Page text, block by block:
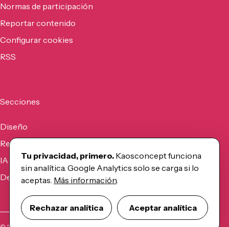
Normas de participación
Reportar contenido
Configurar cookies
RSS
Secciones
Diseño
Recursos
IA
Desarrollo
Tu privacidad, primero. Kaosconcept funciona
sin analítica. Google Analytics solo se carga si lo
aceptas. Más información.
Rechazar analítica Aceptar analítica